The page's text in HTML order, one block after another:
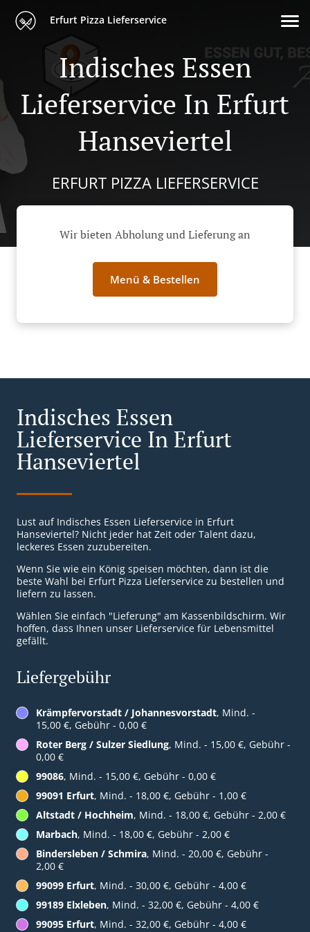
Erfurt Pizza Lieferservice
Indisches Essen
Lieferservice In Erfurt
Hanseviertel
ERFURT PIZZA LIEFERSERVICE
Wir bieten Abholung und Lieferung an
Menü & Bestellen
Indisches Essen
Lieferservice In Erfurt
Hanseviertel
Lust auf Indisches Essen Lieferservice in Erfurt
Hanseviertel? Nicht jeder hat Zeit oder Talent dazu,
leckeres Essen zuzubereiten.
Wenn Sie wie ein König speisen möchten, dann ist die
beste Wahl bei Erfurt Pizza Lieferservice zu bestellen und
liefern zu lassen.
Wählen Sie einfach "Lieferung" am Kassenbildschirm. Wir
hoffen, dass Ihnen unser Lieferservice für Lebensmittel
gefällt.
Liefergebühr
Krämpfervorstadt / Johannesvorstadt, Mind. -
15,00 €, Gebühr - 0,00 €
Roter Berg / Sulzer Siedlung, Mind. - 15,00 €, Gebühr -
0,00 €
99086, Mind. - 15,00 €, Gebühr - 0,00 €
99091 Erfurt, Mind. - 18,00 €, Gebühr - 1,00 €
Altstadt / Hochheim, Mind. - 18,00 €, Gebühr - 2,00 €
Marbach, Mind. - 18,00 €, Gebühr - 2,00 €
Bindersleben / Schmira, Mind. - 20,00 €, Gebühr -
2,00 €
99099 Erfurt, Mind. - 30,00 €, Gebühr - 4,00 €
99189 Elxleben, Mind. - 32,00 €, Gebühr - 4,00 €
99095 Erfurt, Mind. - 32,00 €, Gebühr - 4,00 €